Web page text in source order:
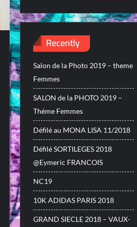
Recently
Salon de la Photo 2019 – theme
Femmes
SALON de la PHOTO 2019 –
Théme Femmes
Défilé au MONA LISA 11/2018
Défilé SORTILEGES 2018
@Eymeric FRANCOIS
NC19
10K ADIDAS PARIS 2018
GRAND SIECLE 2018 – VAUX-